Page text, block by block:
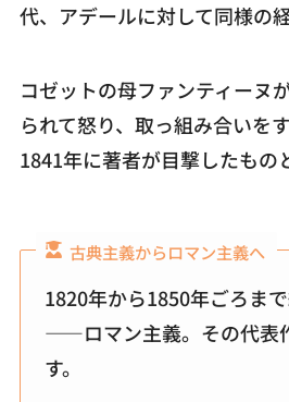
代、アデールに対して同様の
コゼットの母ファンティーヌ
られて怒り、取っ組み合いを
1841年に著者が目撃したもの
古典主義からロマン主義へ
1820年から1850年ごろま
――ロマン主義。その代表
す。